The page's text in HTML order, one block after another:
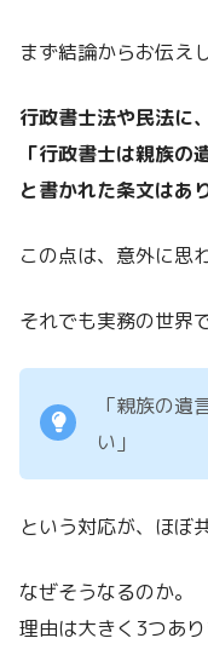
まず結論からお伝え
行政書士法や民法に、
「行政書士は親族の
と書かれた条文はあ
この点は、意外に思
それでも実務の世界で
「親族の遺
い」
という対応が、ほぼ
なぜそうなるのか。
理由は大きく3つあり